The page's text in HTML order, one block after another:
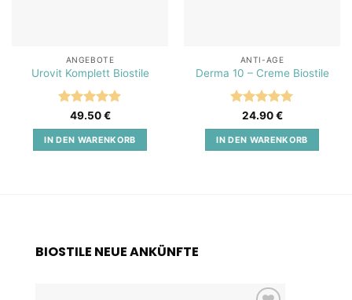
ANGEBOTE
Urovit Komplett Biostile
Bewertet
mit5von
5
49.50€
IN DEN WARENKORB
ANTI-AGE
Derma 10 – Creme Biostile
Bewertet
mit5von
5
24.90€
IN DEN WARENKORB
BIOSTILE NEUE ANKÜNFTE